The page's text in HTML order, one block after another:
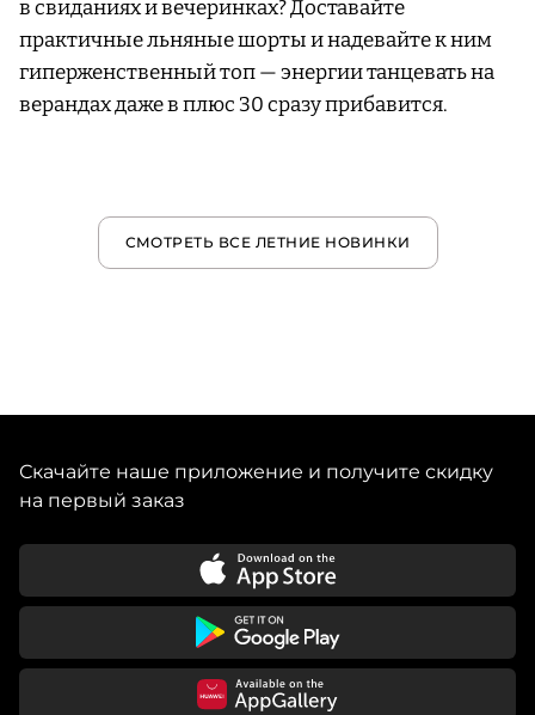
в свиданиях и вечеринках? Доставайте
практичные льняные шорты и надевайте к ним
гиперженственный топ — энергии танцевать на
верандах даже в плюс 30 сразу прибавится.
СМОТРЕТЬ ВСЕ ЛЕТНИЕ НОВИНКИ
Скачайте наше приложение и получите скидку
на первый заказ